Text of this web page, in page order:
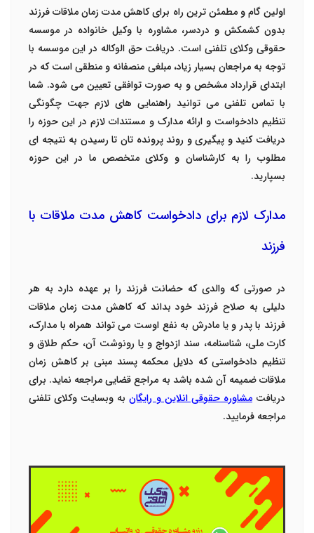
اولین گام و مطمئن ترین راه برای کاهش مدت زمان ملاقات فرزند
بدون کشمکش و دردسر، مشاوره با وکیل خانواده در موسسه
حقوقی وکلای تلفنی است. دریافت حق الوکاله در این موسسه با
توجه به مراجعان بسیار زیاد، مبلغی منصفانه و منطقی است که در
ابتدای قرارداد مشخص و به صورت توافقی تعیین می شود. شما
با تماس تلفنی می توانید راهنمایی های لازم جهت چگونگی
تنظیم دادخواست و ارائه مدارک و مستندات لازم در این حوزه را
دریافت کنید و پیگیری و روند پرونده تان تا رسیدن به نتیجه ای
مطلوب را به کارشناسان و وکلای متخصص ما در این حوزه
بسپارید.
مدارک لازم برای دادخواست کاهش مدت ملاقات با
فرزند
در صورتی که والدی که حضانت فرزند را بر عهده دارد به هر
دلیلی به صلاح فرزند خود بداند که کاهش مدت زمان ملاقات
فرزند با پدر و یا مادرش به نفع اوست می تواند همراه با مدارک،
کارت ملی، شناسنامه، سند ازدواج و یا رونوشت آن، حکم طلاق و
تنظیم دادخواستی که دلایل محکمه پسند مبنی بر کاهش زمان
ملاقات ضمیمه آن شده باشد به مراجع قضایی مراجعه نماید. برای
دریافتمشاوره حقوقی انلاین و رایگانبه وبسایت وکلای تلفنی
مراجعه فرمایید.